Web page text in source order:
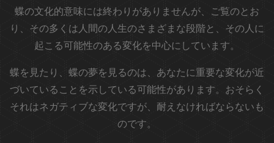
蝶の文化的意味には終わりがありませんが、ご覧のとお
り、その多くは人間の人生のさまざまな段階と、その人に
起こる可能性のある変化を中心にしています。
蝶を見たり、蝶の夢を見るのは、あなたに重要な変化が近
づいていることを示している可能性があります。おそらく
それはネガティブな変化ですが、耐えなければならないも
のです。